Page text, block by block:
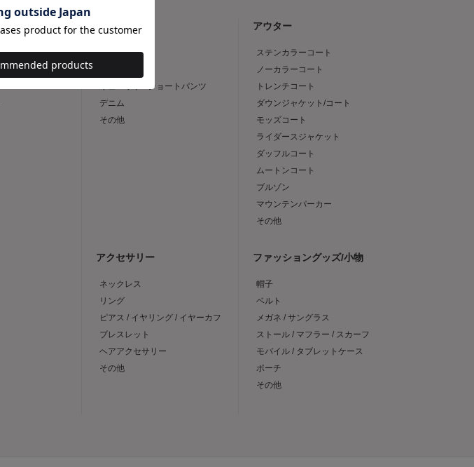
パンツ
スリム
キュロット / ショートパンツ
デニム
その他
アウター
ステンカラーコート
ノーカラーコート
トレンチコート
ダウンジャケット/コート
モッズコート
ライダースジャケット
ダッフルコート
ムートンコート
ブルゾン
マウンテンパーカー
その他
アクセサリー
ネックレス
リング
ピアス / イヤリング / イヤーカフ
ブレスレット
ヘアアクセサリー
その他
ファッショングッズ/小物
帽子
ベルト
メガネ / サングラス
ストール / マフラー / スカーフ
モバイル / タブレットケース
ポーチ
その他